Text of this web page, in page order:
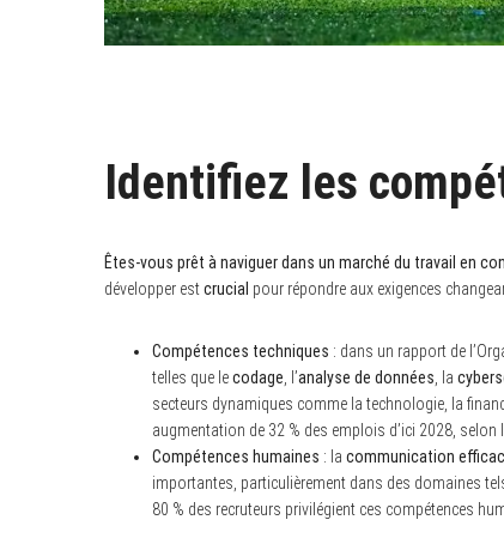
Identifiez les
Êtes-vous prêt à naviguer dans un marché du travail en
développer estcrucial pour répondre aux exigences
Compétences techniques : dans un rapport de
telles que lecodage , l’analyse de données , la
secteurs dynamiques comme la technologie, la
augmentation de 32 % des emplois d’ici 2028,
Compétences humaines : la communication
importantes, particulièrement dans des domaines
80 % des recruteurs privilégient ces compétences